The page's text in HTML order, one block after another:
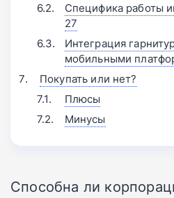
Специфика работы
27
Интеграция
мобильными
Покупать или нет?
Плюсы
Минусы
Способна ли